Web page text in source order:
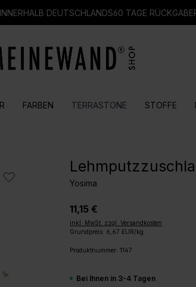
DEUTSCHLANDS60 TAGE
FARBEN TERRASTONE STOFFE
Yosima
11,15 €
inkl. MwSt. zzgl. Versandkosten
Grundpreis: 6,67 EUR/kg
Produktnummer:1147
Bei Ihnen in 3-4 Tagen